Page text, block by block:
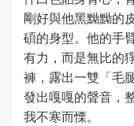
剛好與他黑黝黝的
碩的身型。他的手
有力，而是無比的
褲，露出一雙「毛
發出嘎嘎的聲音，
我不寒而慄。